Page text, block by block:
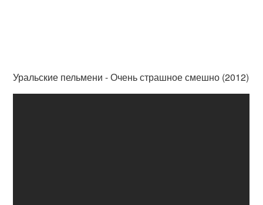
Уральские пельмени - Очень страшное смешно (2012)